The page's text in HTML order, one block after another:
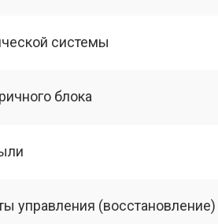
системы
блока
управления (восстановление)